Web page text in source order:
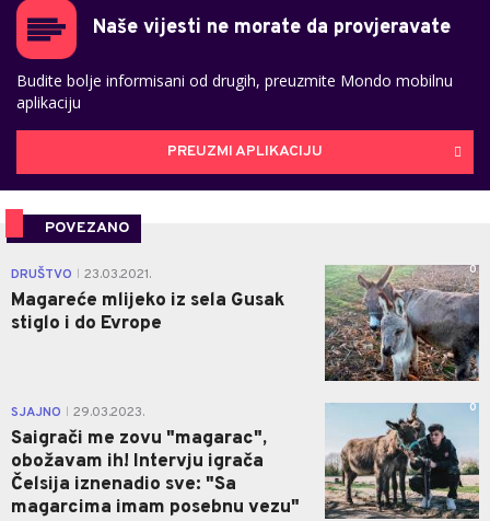
Naše vijesti ne morate da provjeravate
Budite bolje informisani od drugih, preuzmite Mondo mobilnu
aplikaciju
PREUZMI APLIKACIJU
POVEZANO
DRUŠTVO 23.03.2021.
Magareće mlijeko iz sela Gusak
stiglo i do Evrope
0
SJAJNO 29.03.2023.
Saigrači me zovu "magarac",
obožavam ih! Intervju igrača
Čelsija iznenadio sve: "Sa
magarcima imam posebnu vezu"
0